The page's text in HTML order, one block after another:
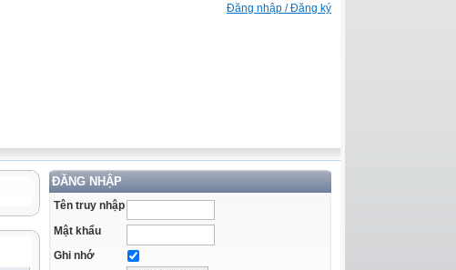
Đăng nhập / Đăng ký
ĐĂNG NHẬP
Tên truy nhập
Mật khẩu
Ghi nhớ